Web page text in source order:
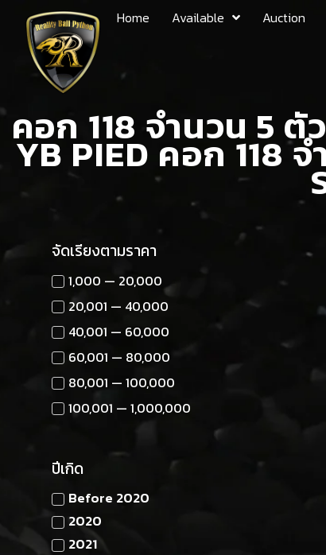
Home Available Auction
คอก 118 จำนวน 5 ตั
YB PIED คอก 118
จัดเรียงตามราคา
1,000 — 20,000
20,001 — 40,000
40,001 — 60,000
60,001 — 80,000
80,001 — 100,000
100,001 — 1,000,000
ปีเกิด
Before 2020
2020
2021